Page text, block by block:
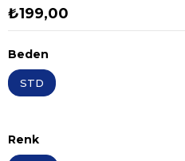
₺199,00
Beden
STD
Renk